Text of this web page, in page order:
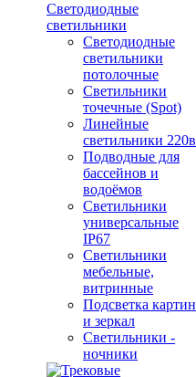
Светодиодные
светильники
Светодиодные
светильники
потолочные
Светильники
точечные (Spot)
Линейные
светильники 220в
Подводные для
бассейнов и
водоёмов
Светильники
универсальные
IP67
Светильники
мебельные,
витринные
Подсветка картин
и зеркал
Светильники -
ночники